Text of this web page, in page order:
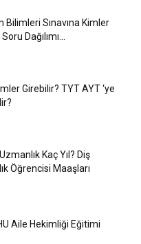
Bilimleri Sınavına Kimler
Dağılımı...
Girebilir? TYT AYT ‘ye
Kaç Yıl? Diş
Öğrencisi Maaşları
Aile Hekimliği Eğitimi